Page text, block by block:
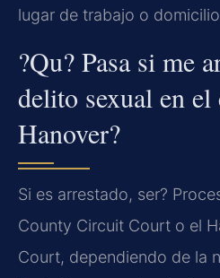
lugar de trabajo o
?Qu? Pasa si me
delito sexual en el
Hanover?
Si es arrestado, ser?
County Circuit Court o el
Court, dependiendo de la